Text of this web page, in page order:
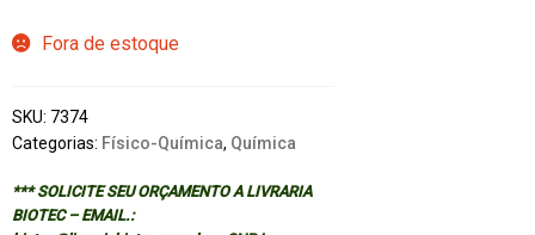
Fora de estoque
SKU: 7374
Categorias: Físico-Química, Química
*** SOLICITE SEU ORÇAMENTO A LIVRARIA
BIOTEC – EMAIL.: